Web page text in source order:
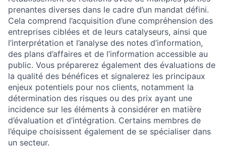
prenantes diverses dans le cadre d’un mandat défini.
Cela comprend l’acquisition d’une compréhension des
entreprises ciblées et de leurs catalyseurs, ainsi que
l’interprétation et l’analyse des notes d’information,
des plans d’affaires et de l’information accessible au
public. Vous préparerez également des évaluations de
la qualité des bénéfices et signalerez les principaux
enjeux potentiels pour nos clients, notamment la
détermination des risques ou des prix ayant une
incidence sur les éléments à considérer en matière
d’évaluation et d’intégration. Certains membres de
l’équipe choisissent également de se spécialiser dans
un secteur.